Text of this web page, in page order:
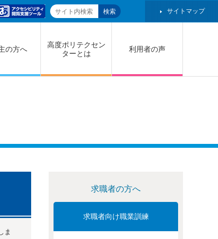
サイトマップ
の方へ
高度ポリテクセン
ターとは
利用者の声
ま
求職者の方へ
求職者向け職業訓練